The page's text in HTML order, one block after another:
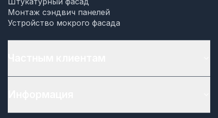
Монтаж сэндвич панелей
Устройство мокрого фасада